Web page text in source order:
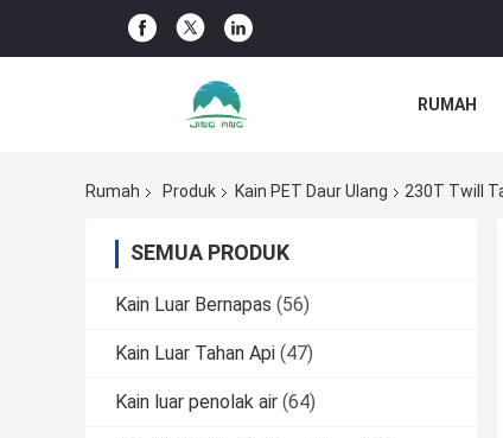
RUMAH
Rumah
Produk Kain PET Daur Ulang 230T Twill
SEMUA PRODUK
Kain Luar Bernapas (56)
Kain Luar Tahan Api (47)
Kain luar penolak air (64)